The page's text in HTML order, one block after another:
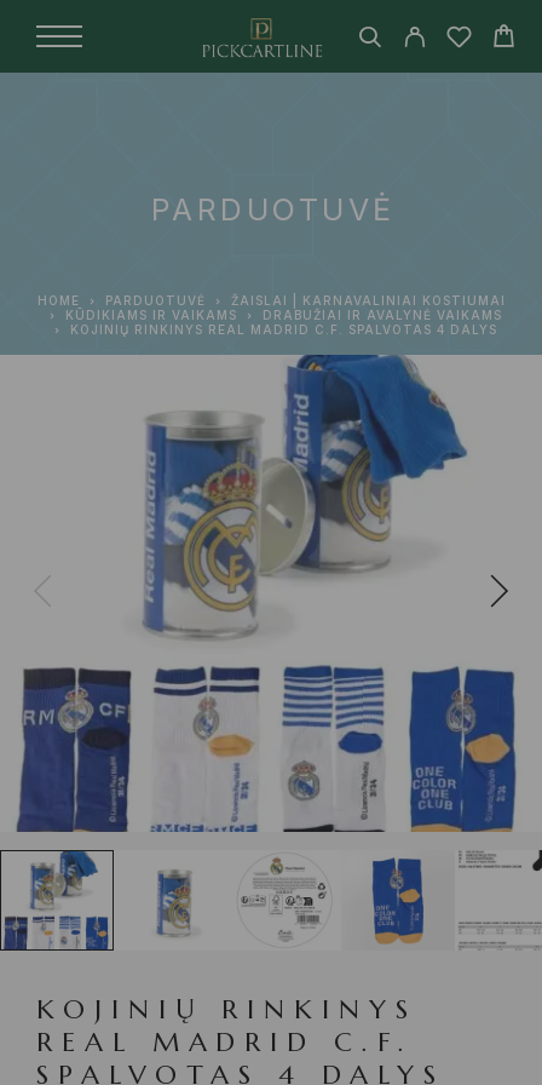
PARDUOTUVĖ
HOME PARDUOTUVĖ
ŽAISLAI | KARNAVALINIAI KOSTIUMAI
KŪDIKIAMS IR VAIKAMS
DRABUŽIAI IR AVALYNĖ VAIKAMS
KOJINIŲ RINKINYS REAL MADRID C.F. SPALVOTAS 4 DALYS
KOJINIŲ RINKINYS
REAL MADRID C.F.
SPALVOTAS 4 DALYS